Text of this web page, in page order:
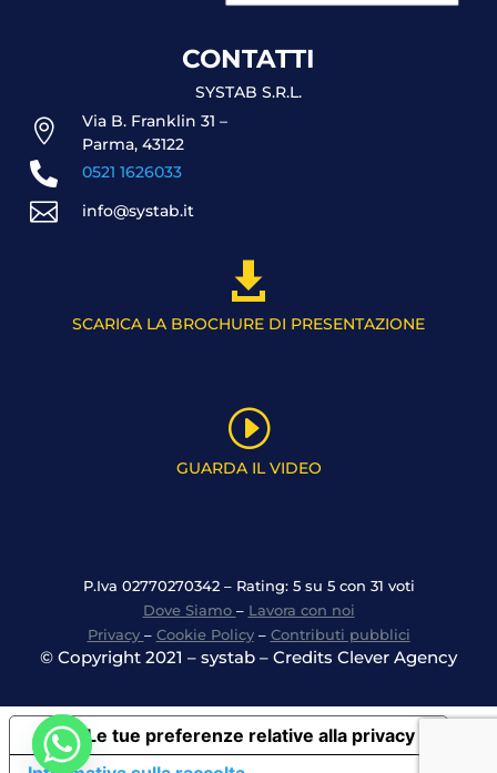
CONTATTI
SYSTAB S.R.L.

Via B. Franklin 31 –
Parma, 43122
 0521 1626033
 info@systab.it

SCARICA LA BROCHURE DI PRESENTAZIONE
I
GUARDA IL VIDEO
P.Iva 02770270342 – Rating: 5 su 5 con 31 voti
Dove Siamo – Lavora con noi
Privacy – Cookie Policy– Contributi pubblici
© Copyright 2021 – systab – Credits Clever Agency
Le tue preferenze relative alla privacy